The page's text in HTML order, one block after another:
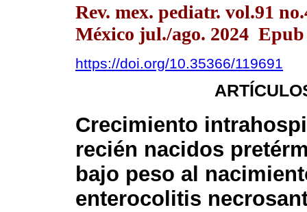
Rev. mex. pediatr. vol.91
México jul./ago. 2024 Epub
https://doi.org/10.35366/119691
Crecimiento
recién nacidos
bajo peso al
enterocolitis